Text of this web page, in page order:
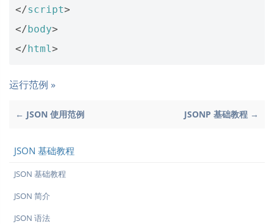
</script>
</body>
</html>
运行范例 »
← JSON 使用范例 JSONP 基础教程 →
JSON 基础教程
JSON 基础教程
JSON 简介
JSON 语法